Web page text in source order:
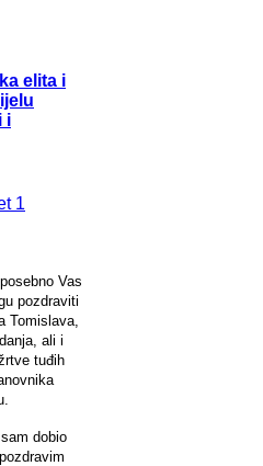
elita i
i
1
Vas
pozdraviti
Tomislava,
ali i
tuđih
dobio